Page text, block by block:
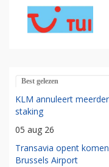
Best gelezen
KLM annuleert
staking
05 aug 26
Transavia opent
Brussels Airport